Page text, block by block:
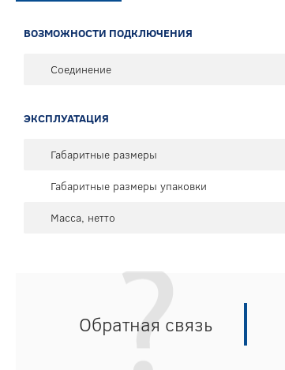
ВОЗМОЖНОСТИ ПОДКЛЮЧЕНИЯ
Соединение
ЭКСПЛУАТАЦИЯ
Габаритные размеры
Габаритные размеры упаковки
Масса, нетто
Обратная связь